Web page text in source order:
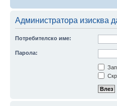
Администратора изисква
Потребителско име:
Парола: